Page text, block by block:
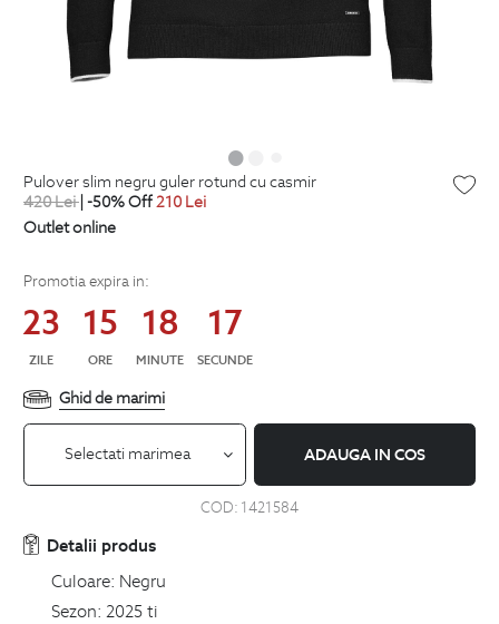
pulover slim negru guler rotund cu casmir
420Lei | -50% Off210 Lei
Outlet online
Promotia expira in:
23
ZILE
15
ORE
18
MINUTE
16
SECUNDE
Ghid de marimi
Selectati marimea ADAUGA IN COS
COD: 1421584
Detalii produs
Culoare: Negru
Sezon: 2025 ti